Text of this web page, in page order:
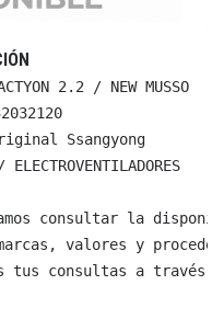
2.2 / NEW MUSSO
Ssangyong
ELECTROVENTILADORES
consultar la
valores y
consultas a través